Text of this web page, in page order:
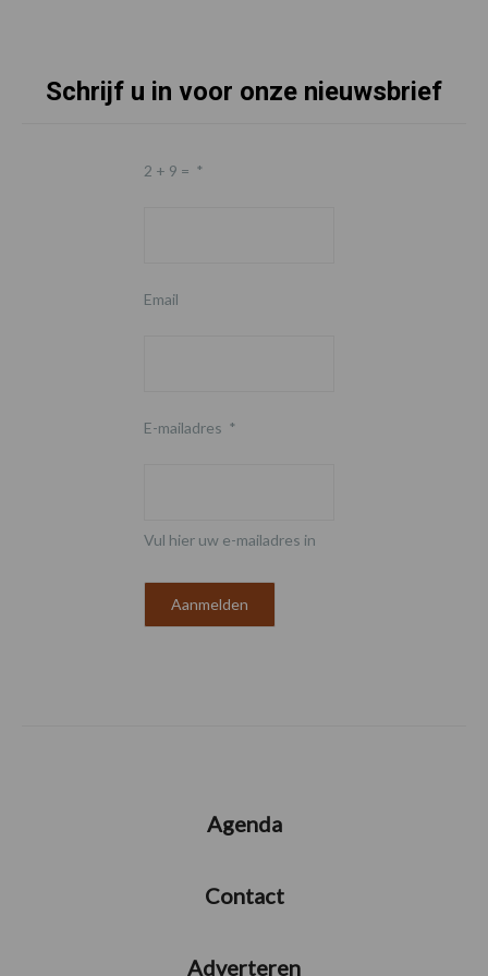
Schrijf u in voor onze nieuwsbrief
2 + 9 = *
Email
E-mailadres *
Vul hier uw e-mailadres in
Agenda
Contact
Adverteren